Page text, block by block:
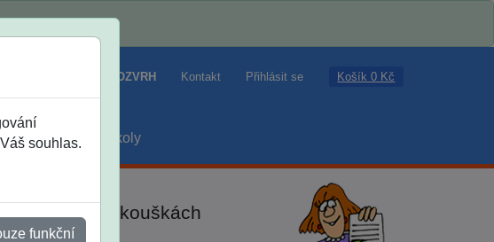
ROZVRH Kontakt Přihlásit se Košík 0 Kč
prázdniny školy
přijímacích zkouškách
souhlas.
funkční